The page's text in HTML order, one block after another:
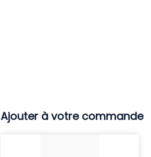
Ajouter à votre commande